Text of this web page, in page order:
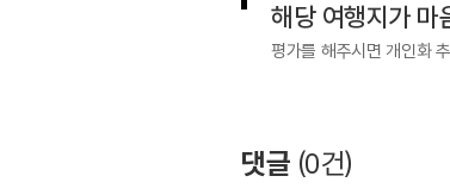
해당 여행지가 마
평가를 해주시면 개인화
댓글 (0건)